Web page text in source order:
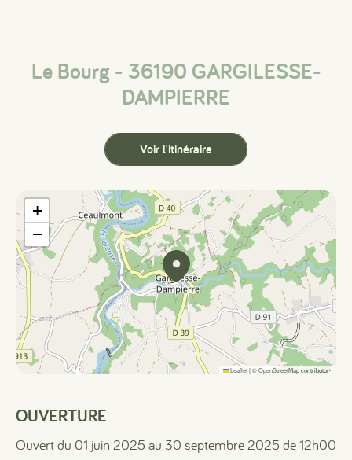
Le Bourg - 36190 GARGILESSE-
DAMPIERRE
Voir l'itinéraire
+
−
Leaflet|©OpenStreetMapcontributors
OUVERTURE
Ouvert du 01 juin 2025 au 30 septembre 2025 de 12h00